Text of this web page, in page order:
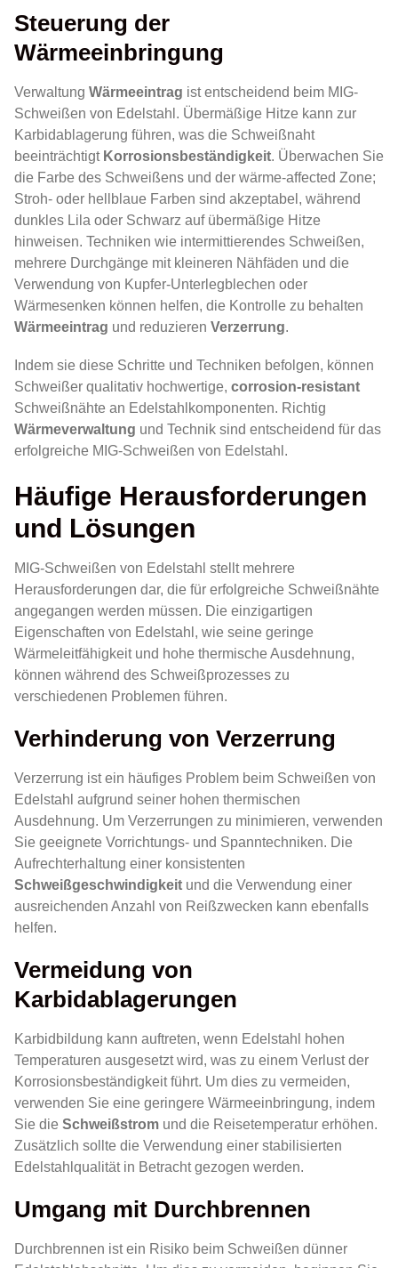
Steuerung der
Wärmeeinbringung
Verwaltung Wärmeeintrag ist entscheidend beim MIG-
Schweißen von Edelstahl. Übermäßige Hitze kann zur
Karbidablagerung führen, was die Schweißnaht
beeinträchtigt Korrosionsbeständigkeit. Überwachen Sie
die Farbe des Schweißens und der wärme-affected Zone;
Stroh- oder hellblaue Farben sind akzeptabel, während
dunkles Lila oder Schwarz auf übermäßige Hitze
hinweisen. Techniken wie intermittierendes Schweißen,
mehrere Durchgänge mit kleineren Nähfäden und die
Verwendung von Kupfer-Unterlegblechen oder
Wärmesenken können helfen, die Kontrolle zu behalten
Wärmeeintrag und reduzieren Verzerrung.
Indem sie diese Schritte und Techniken befolgen, können
Schweißer qualitativ hochwertige, corrosion-resistant
Schweißnähte an Edelstahlkomponenten. Richtig
Wärmeverwaltung und Technik sind entscheidend für das
erfolgreiche MIG-Schweißen von Edelstahl.
Häufige Herausforderungen
und Lösungen
MIG-Schweißen von Edelstahl stellt mehrere
Herausforderungen dar, die für erfolgreiche Schweißnähte
angegangen werden müssen. Die einzigartigen
Eigenschaften von Edelstahl, wie seine geringe
Wärmeleitfähigkeit und hohe thermische Ausdehnung,
können während des Schweißprozesses zu
verschiedenen Problemen führen.
Verhinderung von Verzerrung
Verzerrung ist ein häufiges Problem beim Schweißen von
Edelstahl aufgrund seiner hohen thermischen
Ausdehnung. Um Verzerrungen zu minimieren, verwenden
Sie geeignete Vorrichtungs- und Spanntechniken. Die
Aufrechterhaltung einer konsistenten
Schweißgeschwindigkeit und die Verwendung einer
ausreichenden Anzahl von Reißzwecken kann ebenfalls
helfen.
Vermeidung von
Karbidablagerungen
Karbidbildung kann auftreten, wenn Edelstahl hohen
Temperaturen ausgesetzt wird, was zu einem Verlust der
Korrosionsbeständigkeit führt. Um dies zu vermeiden,
verwenden Sie eine geringere Wärmeeinbringung, indem
Sie die Schweißstrom und die Reisetemperatur erhöhen.
Zusätzlich sollte die Verwendung einer stabilisierten
Edelstahlqualität in Betracht gezogen werden.
Umgang mit Durchbrennen
Durchbrennen ist ein Risiko beim Schweißen dünner